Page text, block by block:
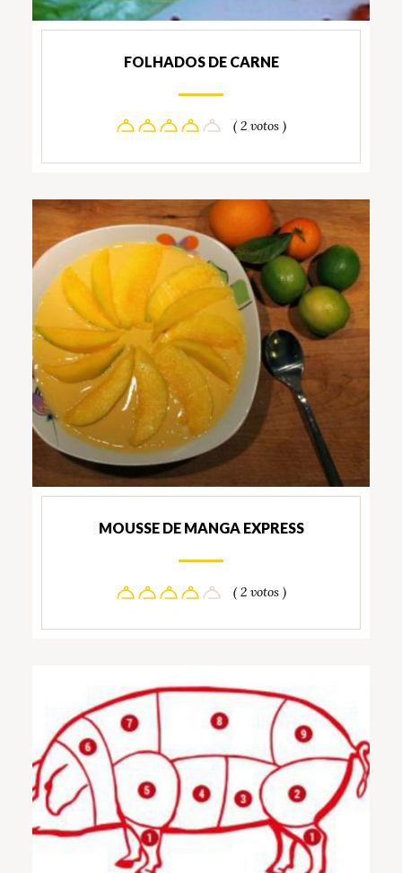
FOLHADOS DE CARNE
( 2 votos )
MOUSSE DE MANGA EXPRESS
( 2 votos )